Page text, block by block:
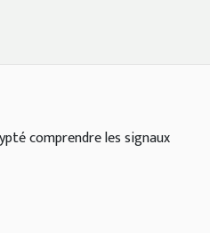
comprendre les signaux